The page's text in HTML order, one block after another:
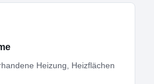
Heizung, Heizflächen